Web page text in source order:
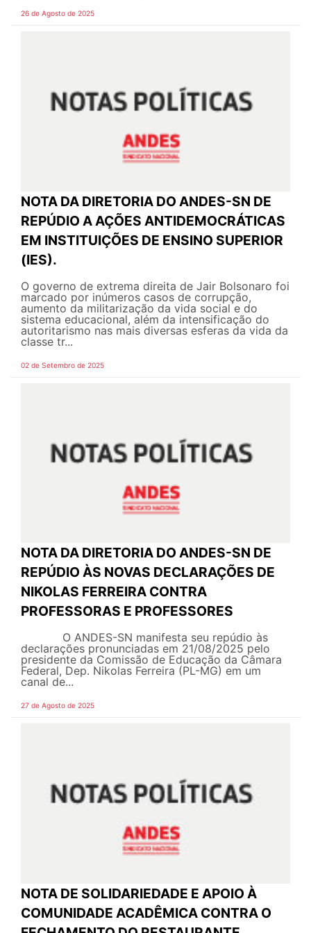
26 de Agosto de 2025
NOTA DA DIRETORIA DO ANDES-SN DE
REPÚDIO A AÇÕES ANTIDEMOCRÁTICAS
EM INSTITUIÇÕES DE ENSINO SUPERIOR
(IES).
O governo de extrema direita de Jair Bolsonaro foi
marcado por inúmeros casos de corrupção,
aumento da militarização da vida social e do
sistema educacional, além da intensificação do
autoritarismo nas mais diversas esferas da vida da
classe tr...
02 de Setembro de 2025
NOTA DA DIRETORIA DO ANDES-SN DE
REPÚDIO ÀS NOVAS DECLARAÇÕES DE
NIKOLAS FERREIRA CONTRA
PROFESSORAS E PROFESSORES
O ANDES-SN manifesta seu repúdio às
declarações pronunciadas em 21/08/2025 pelo
presidente da Comissão de Educação da Câmara
Federal, Dep. Nikolas Ferreira (PL-MG) em um
canal de...
27 de Agosto de 2025
NOTA DE SOLIDARIEDADE E APOIO À
COMUNIDADE ACADÊMICA CONTRA O